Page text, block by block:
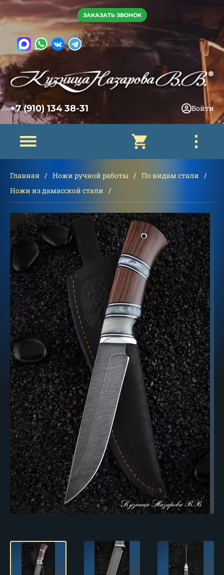
ЗАКАЗАТЬ ЗВОНОК
+7 (910) 134 38-31 Войти
Главная Ножи ручной работы
По видам стали
Ножи из дамасской стали